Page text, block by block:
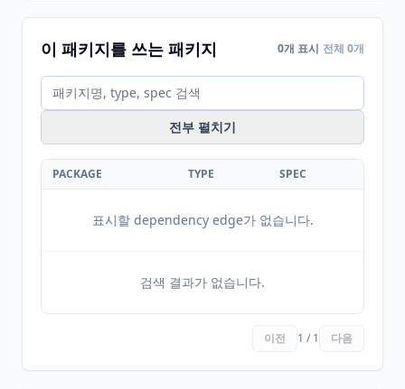
이 패키지를 쓰는 패키지 0개 표시 전체 0개
전부 펼치기
PACKAGE TYPE SPEC
표시할 dependency edge가 없습니다.
검색 결과가 없습니다.
이전 1 / 1 다음